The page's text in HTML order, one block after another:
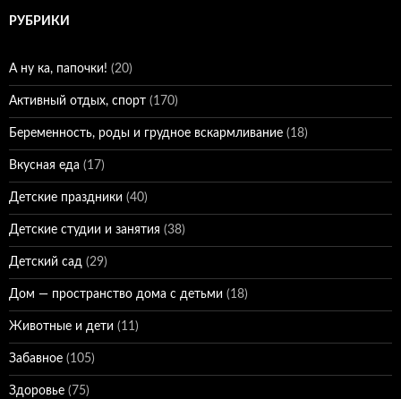
РУБРИКИ
А ну ка, папочки! (20)
Активный отдых, спорт (170)
Беременность, роды и грудное вскармливание (18)
Вкусная еда (17)
Детские праздники (40)
Детские студии и занятия (38)
Детский сад (29)
Дом — пространство дома с детьми (18)
Животные и дети (11)
Забавное (105)
Здоровье (75)